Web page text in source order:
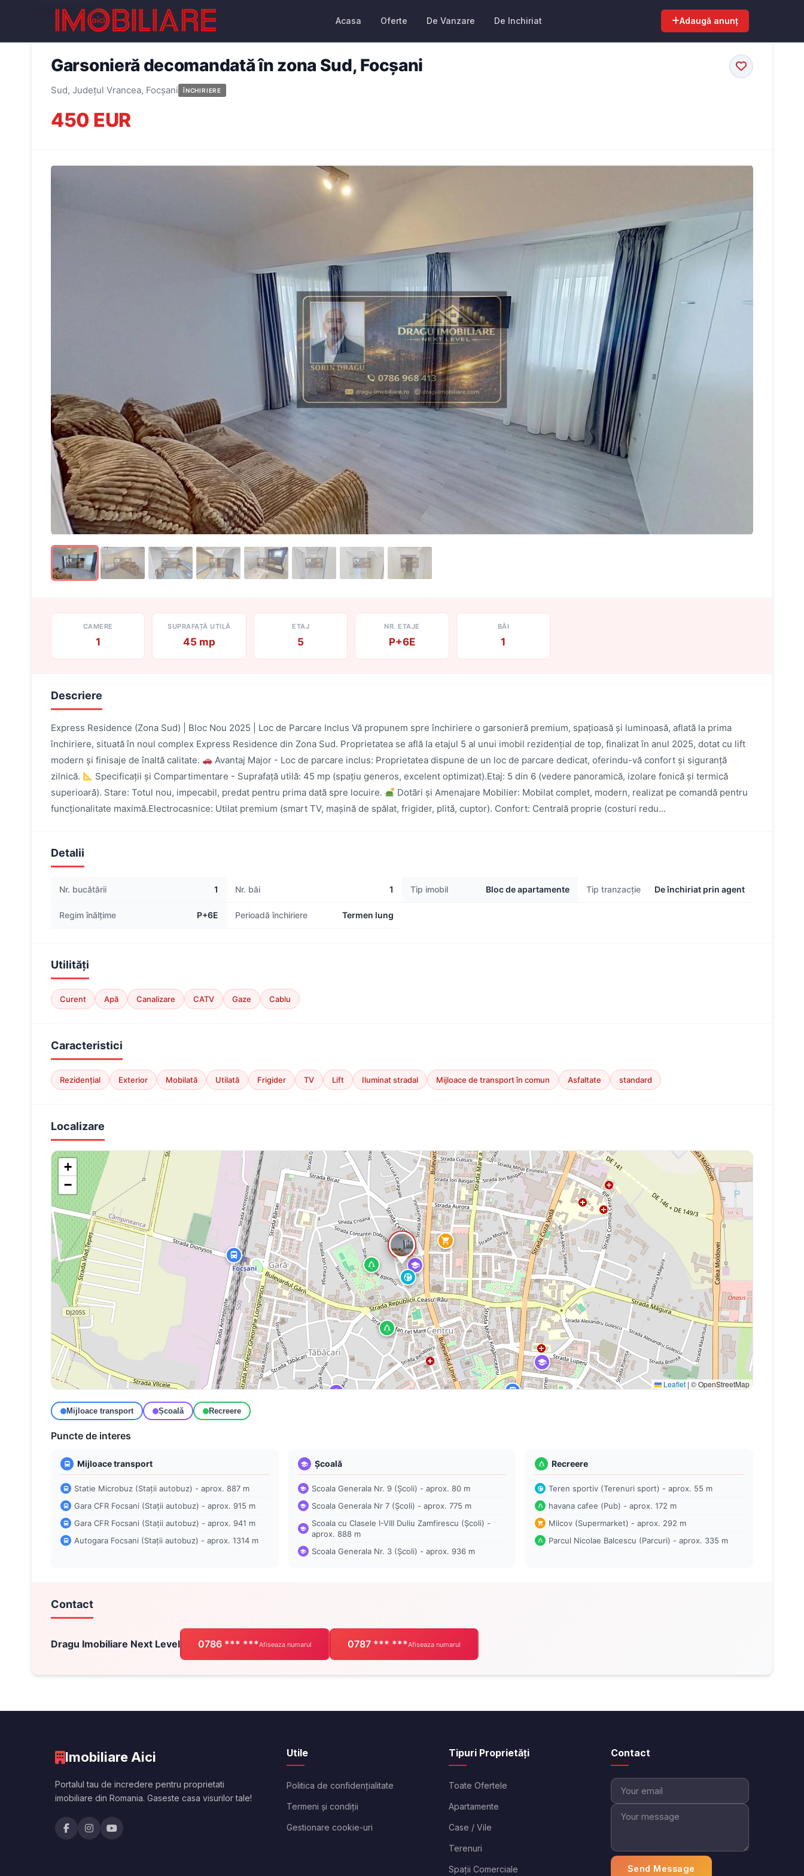
Acasa Oferte De Vanzare De Inchiriat Adaugă anunț
← Înapoi la oferte
Garsonieră decomandată în zona Sud, Focșani
Sud, Județul Vrancea, Focșani ÎNCHIRIERE
450 EUR
CAMERE
1
SUPRAFAȚĂ UTILĂ
45 mp
ETAJ
5
NR. ETAJE
P+6E
BĂI
1
Descriere
Express Residence (Zona Sud) | Bloc Nou 2025 | Loc de Parcare Inclus Vă propunem spre închiriere o garsonieră premium, spațioasă și luminoasă, aflată la prima
închiriere, situată în noul complex Express Residence din Zona Sud. Proprietatea se află la etajul 5 al unui imobil rezidențial de top, finalizat în anul 2025, dotat cu lift
modern și finisaje de înaltă calitate.
Avantaj Major - Loc de parcare inclus: Proprietatea dispune de un loc de parcare dedicat, oferindu-vă confort și siguranță
zilnică.
Specificații și Compartimentare - Suprafață utilă: 45 mp (spațiu generos, excelent optimizat).Etaj: 5 din 6 (vedere panoramică, izolare fonică și termică
superioară). Stare: Totul nou, impecabil, predat pentru prima dată spre locuire.
Dotări și Amenajare Mobilier: Mobilat complet, modern, realizat pe comandă pentru
funcționalitate maximă.Electrocasnice: Utilat premium (smart TV, mașină de spălat, frigider, plită, cuptor). Confort: Centrală proprie (costuri redu...
Detalii
Nr. bucătării 1 Nr. băi 1 Tip imobil Bloc de apartamente Tip tranzacție De închiriat prin agent
Regim înălțime P+6E Perioadă închiriere Termen lung
Utilități
Curent Apă Canalizare CATV Gaze Cablu
Caracteristici
Rezidențial Exterior Mobilată Utilată Frigider TV Lift Iluminat stradal Mijloace de transport în comun Asfaltate standard
Localizare
+
−
Leaflet | © OpenStreetMap
Mijloace transport Școală Recreere
Puncte de interes
Mijloace transport
Statie Microbuz (Stații autobuz) - aprox. 887 m
Gara CFR Focsani (Stații autobuz) - aprox. 915 m
Gara CFR Focsani (Stații autobuz) - aprox. 941 m
Autogara Focsani (Stații autobuz) - aprox. 1314 m
Școală
Scoala Generala Nr. 9 (Școli) - aprox. 80 m
Scoala Generala Nr 7 (Școli) - aprox. 775 m
Scoala cu Clasele I-VIII Duliu Zamfirescu (Școli) -
aprox. 888 m
Scoala Generala Nr. 3 (Școli) - aprox. 936 m
Recreere
Teren sportiv (Terenuri sport) - aprox. 55 m
havana cafee (Pub) - aprox. 172 m
Milcov (Supermarket) - aprox. 292 m
Parcul Nicolae Balcescu (Parcuri) - aprox. 335 m
Contact
Dragu Imobiliare Next Level 0786 *** ***Afiseaza numarul 0787 *** ***Afiseaza numarul
Imobiliare Aici
Portalul tau de incredere pentru proprietati
imobiliare din Romania. Gaseste casa visurilor tale!
Utile
Politica de confidențialitate
Termeni și condiții
Gestionare cookie-uri
Tipuri Proprietăți
Toate Ofertele
Apartamente
Case / Vile
Terenuri
Spații Comerciale
Contact
Send Message